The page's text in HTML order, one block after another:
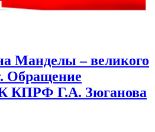
Манделы – великого
Обращение
КПРФ Г.А. Зюганова